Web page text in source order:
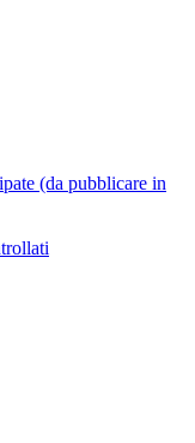
(da pubblicare in